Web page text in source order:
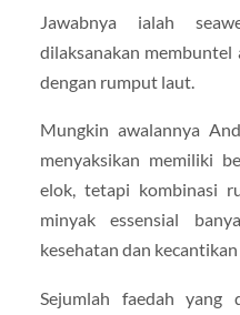
Jawabnya ialah
dilaksanakan
dengan rumput laut.
Mungkin awalannya
menyaksikan memiliki
elok, tetapi kombinasi
minyak essensial
kesehatan dan
Sejumlah faedah yang